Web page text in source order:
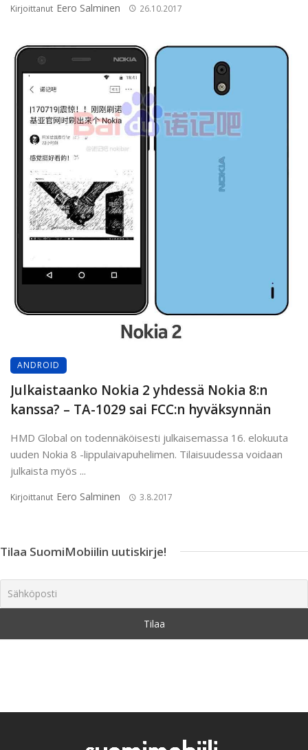
Kirjoittanut Eero Salminen 26.10.2017
ANDROID
Julkaistaanko Nokia 2 yhdessä Nokia 8:n
kanssa? – TA-1029 sai FCC:n hyväksynnän
HMD Global on todennäköisesti julkaisemassa 16. elokuuta
uuden Nokia 8 -lippulaivapuhelimen. Tilaisuudessa voidaan
julkaista myös ...
Kirjoittanut Eero Salminen 3.8.2017
Tilaa SuomiMobiilin uutiskirje!